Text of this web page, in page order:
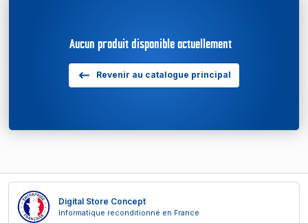
Aucun produit disponible actuellement
Revenir au catalogue principal
Digital Store Concept
Informatique reconditionné en France